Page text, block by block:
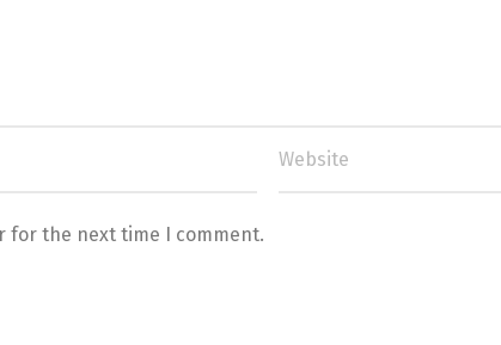
for the next time I comment.